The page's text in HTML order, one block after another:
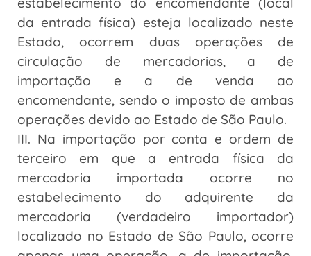
da entrada física) esteja localizado neste
Estado, ocorrem duas operações de
circulação de mercadorias, a de
importação e a de venda ao
encomendante, sendo o imposto de ambas
operações devido ao Estado de São Paulo.
III. Na importação por conta e ordem de
terceiro em que a entrada física da
mercadoria importada ocorre no
estabelecimento do adquirente da
mercadoria (verdadeiro importador)
localizado no Estado de São Paulo, ocorre